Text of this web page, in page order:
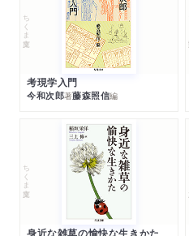
ちくま文庫
考現学入門
今和次郎著藤森照信編
ちくま文庫
身近な雑草の愉快な生きかた